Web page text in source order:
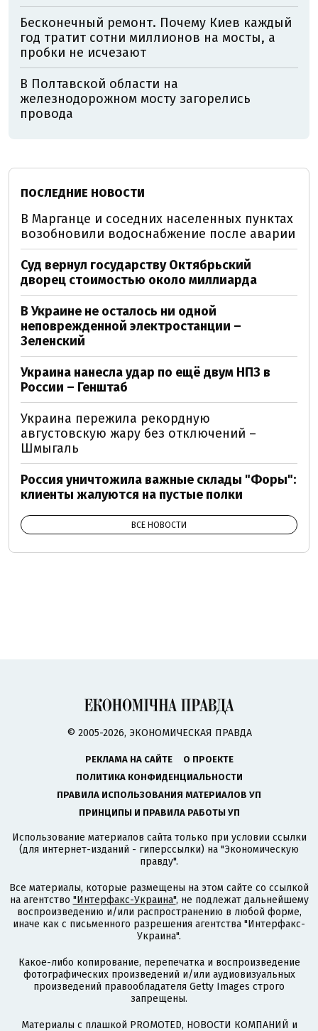
Бесконечный ремонт. Почему Киев каждый
год тратит сотни миллионов на мосты, а
пробки не исчезают
В Полтавской области на
железнодорожном мосту загорелись
провода
ПОСЛЕДНИЕ НОВОСТИ
В Марганце и соседних населенных пунктах
возобновили водоснабжение после аварии
Суд вернул государству Октябрьский
дворец стоимостью около миллиарда
В Украине не осталось ни одной
неповрежденной электростанции –
Зеленский
Украина нанесла удар по ещё двум НПЗ в
России – Генштаб
Украина пережила рекордную
августовскую жару без отключений –
Шмыгаль
Россия уничтожила важные склады "Форы":
клиенты жалуются на пустые полки
ВСЕ НОВОСТИ
© 2005-2026, ЭКОНОМИЧЕСКАЯ ПРАВДА
РЕКЛАМА НА САЙТЕ
О ПРОЕКТЕ
ПОЛИТИКА КОНФИДЕНЦИАЛЬНОСТИ
ПРАВИЛА ИСПОЛЬЗОВАНИЯ МАТЕРИАЛОВ УП
ПРИНЦИПЫ И ПРАВИЛА РАБОТЫ УП
Использование материалов сайта только при условии ссылки
(для интернет-изданий - гиперссылки) на "Экономическую
правду".
Все материалы, которые размещены на этом сайте со ссылкой
на агентство "Интерфакс-Украина", не подлежат дальнейшему
воспроизведению и/или распространению в любой форме,
иначе как с письменного разрешения агентства "Интерфакс-
Украина".
Какое-либо копирование, перепечатка и воспроизведение
фотографических произведений и/или аудиовизуальных
произведений правообладателя Getty Images строго
запрещены.
Материалы с плашкой PROMOTED, НОВОСТИ КОМПАНИЙ и